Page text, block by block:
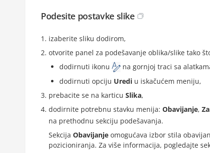
Podesite postavke slike
izaberite sliku dodirom,
otvorite panel za podešavanje oblika/slike tako
dodirnuti ikonu
na gornjoj traci sa
dodirnuti opciju Uredi u iskačućem meniju,
prebacite se na karticu Slika,
dodirnite potrebnu stavku menija: Obavijanje,
na prethodnu sekciju podešavanja.
Sekcija Obavijanje omogućava izbor stila
pozicioniranja. Za više informacija, pogledajte